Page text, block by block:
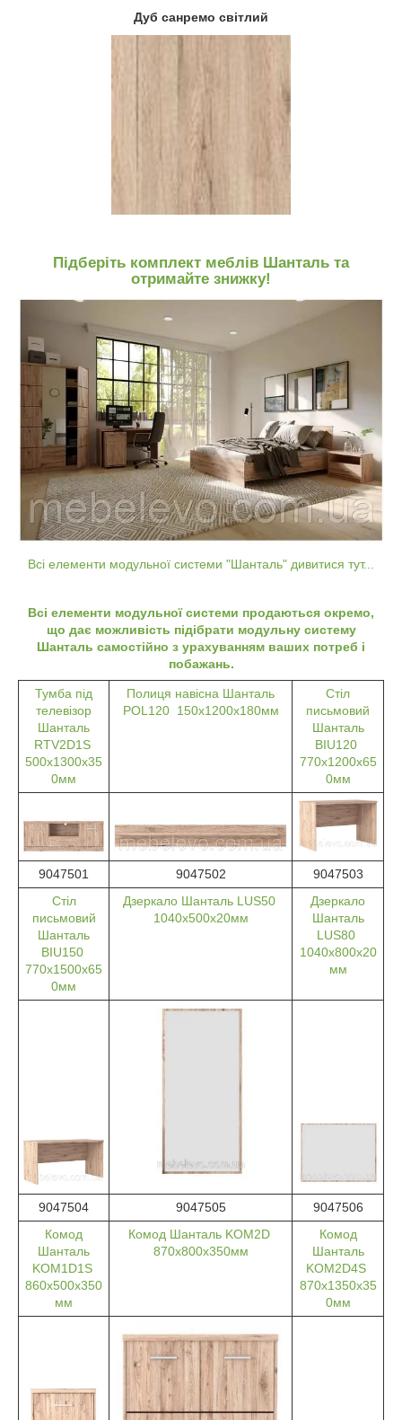
Дуб санремо світлий
Підберіть комплект меблів Шанталь та
отримайте знижку!
Всі елементи модульної системи "Шанталь" дивитися тут...
Всі елементи модульної системи продаються окремо,
що дає можливість підібрати модульну систему
Шанталь самостійно з урахуванням ваших потреб і
побажань.
Тумба під
телевізор
Шанталь
RTV2D1S
500х1300х35
0мм
Полиця навісна Шанталь
POL120 150х1200х180мм
Стіл
письмовий
Шанталь
BIU120
770х1200х65
0мм
9047501 9047502
9047503
Стіл
письмовий
Шанталь
BIU150
770х1500х65
0мм
Дзеркало Шанталь LUS50
1040х500х20мм
Дзеркало
Шанталь
LUS80
1040х800х20
мм
9047504 9047505
9047506
Комод
Шанталь
KOM1D1S
860х500х350
мм
Комод Шанталь KOM2D
870х800х350мм
Комод
Шанталь
KOM2D4S
870х1350х35
0мм